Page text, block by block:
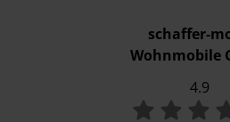
schaffer-
Wohnmobile
4.9